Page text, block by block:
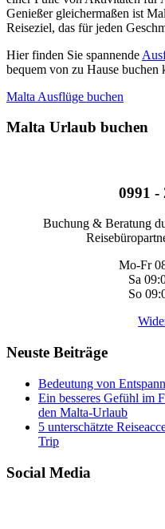
Genießer gleichermaßen ist
Reiseziel, das für jeden
Hier finden Sie spannende
bequem von zu Hause buchen
Malta Ausflüge buchen
Malta Urlaub buchen
0991 -
Buchung & Beratung
Mo-Fr
Sa
So
Neuste Beiträge
Bedeutung von
Ein besseres Gefühl im
den Malta-Urlaub
5 unterschätzte
Trip
Social Media